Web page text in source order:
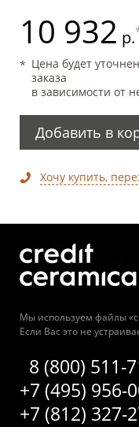
10 932 р.
Цена будет
заказа
в зависимости от
Добавить в
Хочу купить,
Мы используем файлы
Если Вас это не
8 (800) 511-
+7 (495) 956-
+7 (812) 327-